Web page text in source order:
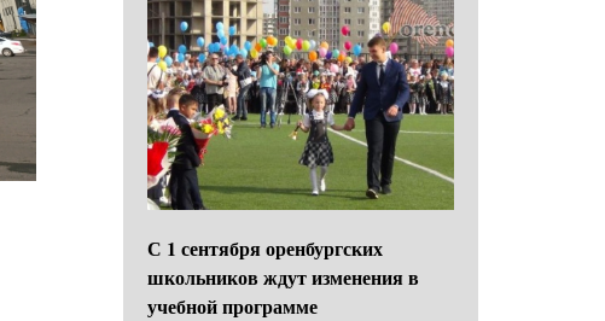
С 1 сентября оренбургских
школьников ждут изменения в
учебной программе